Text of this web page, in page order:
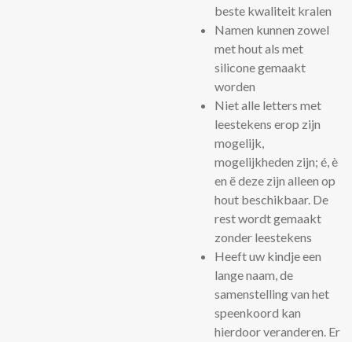
beste kwaliteit kralen
Namen kunnen zowel
met hout als met
silicone gemaakt
worden
Niet alle letters met
leestekens erop zijn
mogelijk,
mogelijkheden zijn; é, è
en ë deze zijn alleen op
hout beschikbaar. De
rest wordt gemaakt
zonder leestekens
Heeft uw kindje een
lange naam, de
samenstelling van het
speenkoord kan
hierdoor veranderen. Er